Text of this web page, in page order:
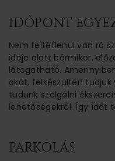
IDŐPONT
Nem feltétlenül van rá
ideje alatt bármikor,
látogatható.
okát, felkészülten
tudunk szolgálni
lehetőségekről. Így ídőt
PARKOLÁS